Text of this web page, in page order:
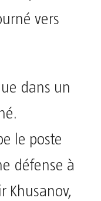
vers
dans un
le poste
défense à
Khusanov,